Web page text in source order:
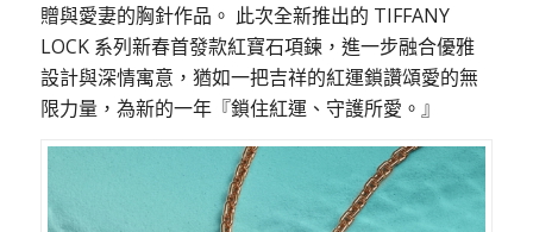
贈與愛妻的胸針作品。 此次全新推出的 TIFFANY
LOCK 系列新春首發款紅寶石項鍊，進一步融合優雅
設計與深情寓意，猶如一把吉祥的紅運鎖讚頌愛的無
限力量，為新的一年『鎖住紅運、守護所愛。』